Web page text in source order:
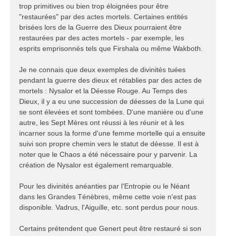
trop primitives ou bien trop éloignées pour être
"restaurées" par des actes mortels. Certaines entités
brisées lors de la Guerre des Dieux pourraient être
restaurées par des actes mortels - par exemple, les
esprits emprisonnés tels que Firshala ou même Wakboth.
Je ne connais que deux exemples de divinités tuées
pendant la guerre des dieux et rétablies par des actes de
mortels : Nysalor et la Déesse Rouge. Au Temps des
Dieux, il y a eu une succession de déesses de la Lune qui
se sont élevées et sont tombées. D'une manière ou d'une
autre, les Sept Mères ont réussi à les réunir et à les
incarner sous la forme d'une femme mortelle qui a ensuite
suivi son propre chemin vers le statut de déesse. Il est à
noter que le Chaos a été nécessaire pour y parvenir. La
création de Nysalor est également remarquable.
Pour les divinités anéanties par l'Entropie ou le Néant
dans les Grandes Ténèbres, même cette voie n'est pas
disponible. Vadrus, l'Aiguille, etc. sont perdus pour nous.
Certains prétendent que Genert peut être restauré si son